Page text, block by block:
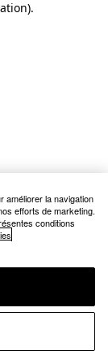
.
améliorer la navigation
efforts de marketing.
conditions